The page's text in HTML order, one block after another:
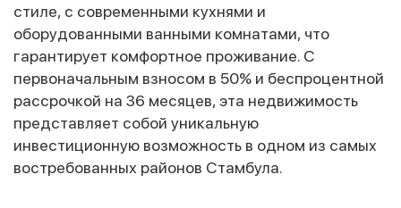
стиле, с современными кухнями и
оборудованными ванными комнатами, что
гарантирует комфортное проживание. С
первоначальным взносом в 50% и беспроцентной
рассрочкой на 36 месяцев, эта недвижимость
представляет собой уникальную
инвестиционную возможность в одном из самых
востребованных районов Стамбула.